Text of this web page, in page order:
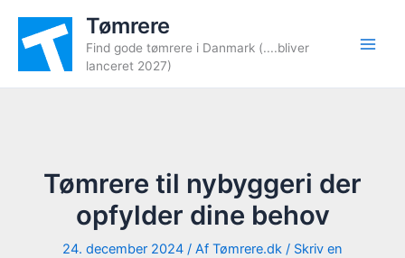
indholdet
Tømrere
Find gode tømrere i Danmark (....bliver
lanceret 2027)
Tømrere til nybyggeri der
opfylder dine behov
24. december 2024 / Af Tømrere.dk / Skriv en